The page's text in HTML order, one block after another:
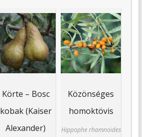
Körte – Bosc
kobak (Kaiser
Alexander)
Közönséges
homoktövis
Hippophe rhamnoides